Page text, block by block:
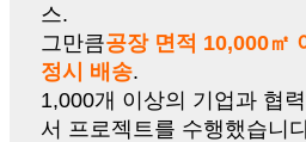
스.
그만큼공장 면적 10,000㎡
정시 배송.
1,000개 이상의 기업과 협
서 프로젝트를 수행했습니